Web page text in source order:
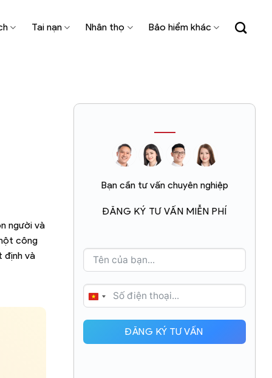
Tai nạn Nhân thọ Bảo hiểm khác
người và
công
định và
Bạn cần tư vấn chuyên nghiệp
ĐĂNG KÝ TƯ VẤN MIỄN PHÍ
VIETNAM
ĐĂNG KÝ TƯ VẤN